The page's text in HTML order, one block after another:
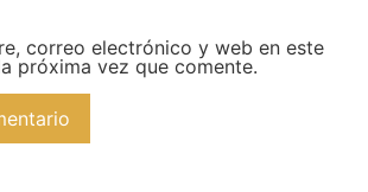
correo electrónico y web en este
próxima vez que comente.